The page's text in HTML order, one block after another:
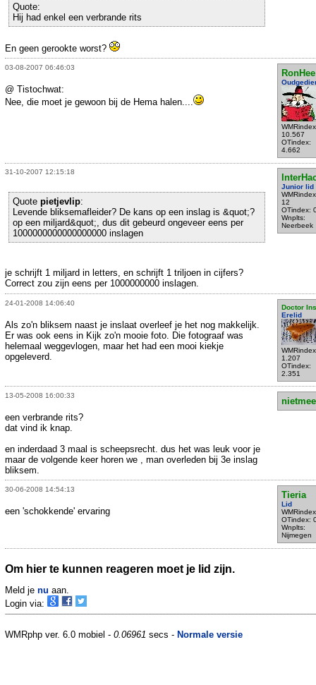
Quote:
Hij had enkel een verbrande rits
En geen gerookte worst?
03-08-2007 06:46:03
RonHee
10.567
OTindex:
4.662
@ Tistochwat:
Nee, die moet je gewoon bij de Hema halen....
31-10-2007 12:15:18
Junior lid
12
OTindex:
Wnplts:
Neerbeek
Quote pietjevlip:
Levende bliksemafleider? De kans op een inslag is &quot;?
op een miljard&quot;, dus dit gebeurd ongeveer eens per
1000000000000000000 inslagen
je schrijft 1 miljard in letters, en schrijft 1 triljoen in cijfers?
Correct zou zijn eens per 1000000000 inslagen.
24-01-2008 14:06:40
Doctor
Erelid
1.207
OTindex:
2.351
Als zo'n bliksem naast je inslaat overleef je het nog makkelijk.
Er was ook eens in Kijk zo'n mooie foto. Die fotograaf was
helemaal weggevlogen, maar het had een mooi kiekje
opgeleverd.
13-05-2008 16:00:33
een verbrande rits?
dat vind ik knap.
en inderdaad 3 maal is scheepsrecht. dus het was leuk voor je
maar de volgende keer horen we , man overleden bij 3e inslag
bliksem.
30-06-2008 14:54:13
Tieria
Lid
OTindex:
Wnplts:
Nijmegen
een 'schokkende' ervaring
Om hier te kunnen reageren moet je lid zijn.
Meld je nu aan.
Login via:
WMRphp ver. 6.0 mobiel - 0.06961 secs - Normale versie